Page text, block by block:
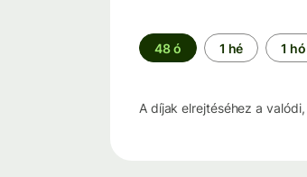
Időszak
48 ó 1 hé 1 hó
A díjak elrejtéséhez a